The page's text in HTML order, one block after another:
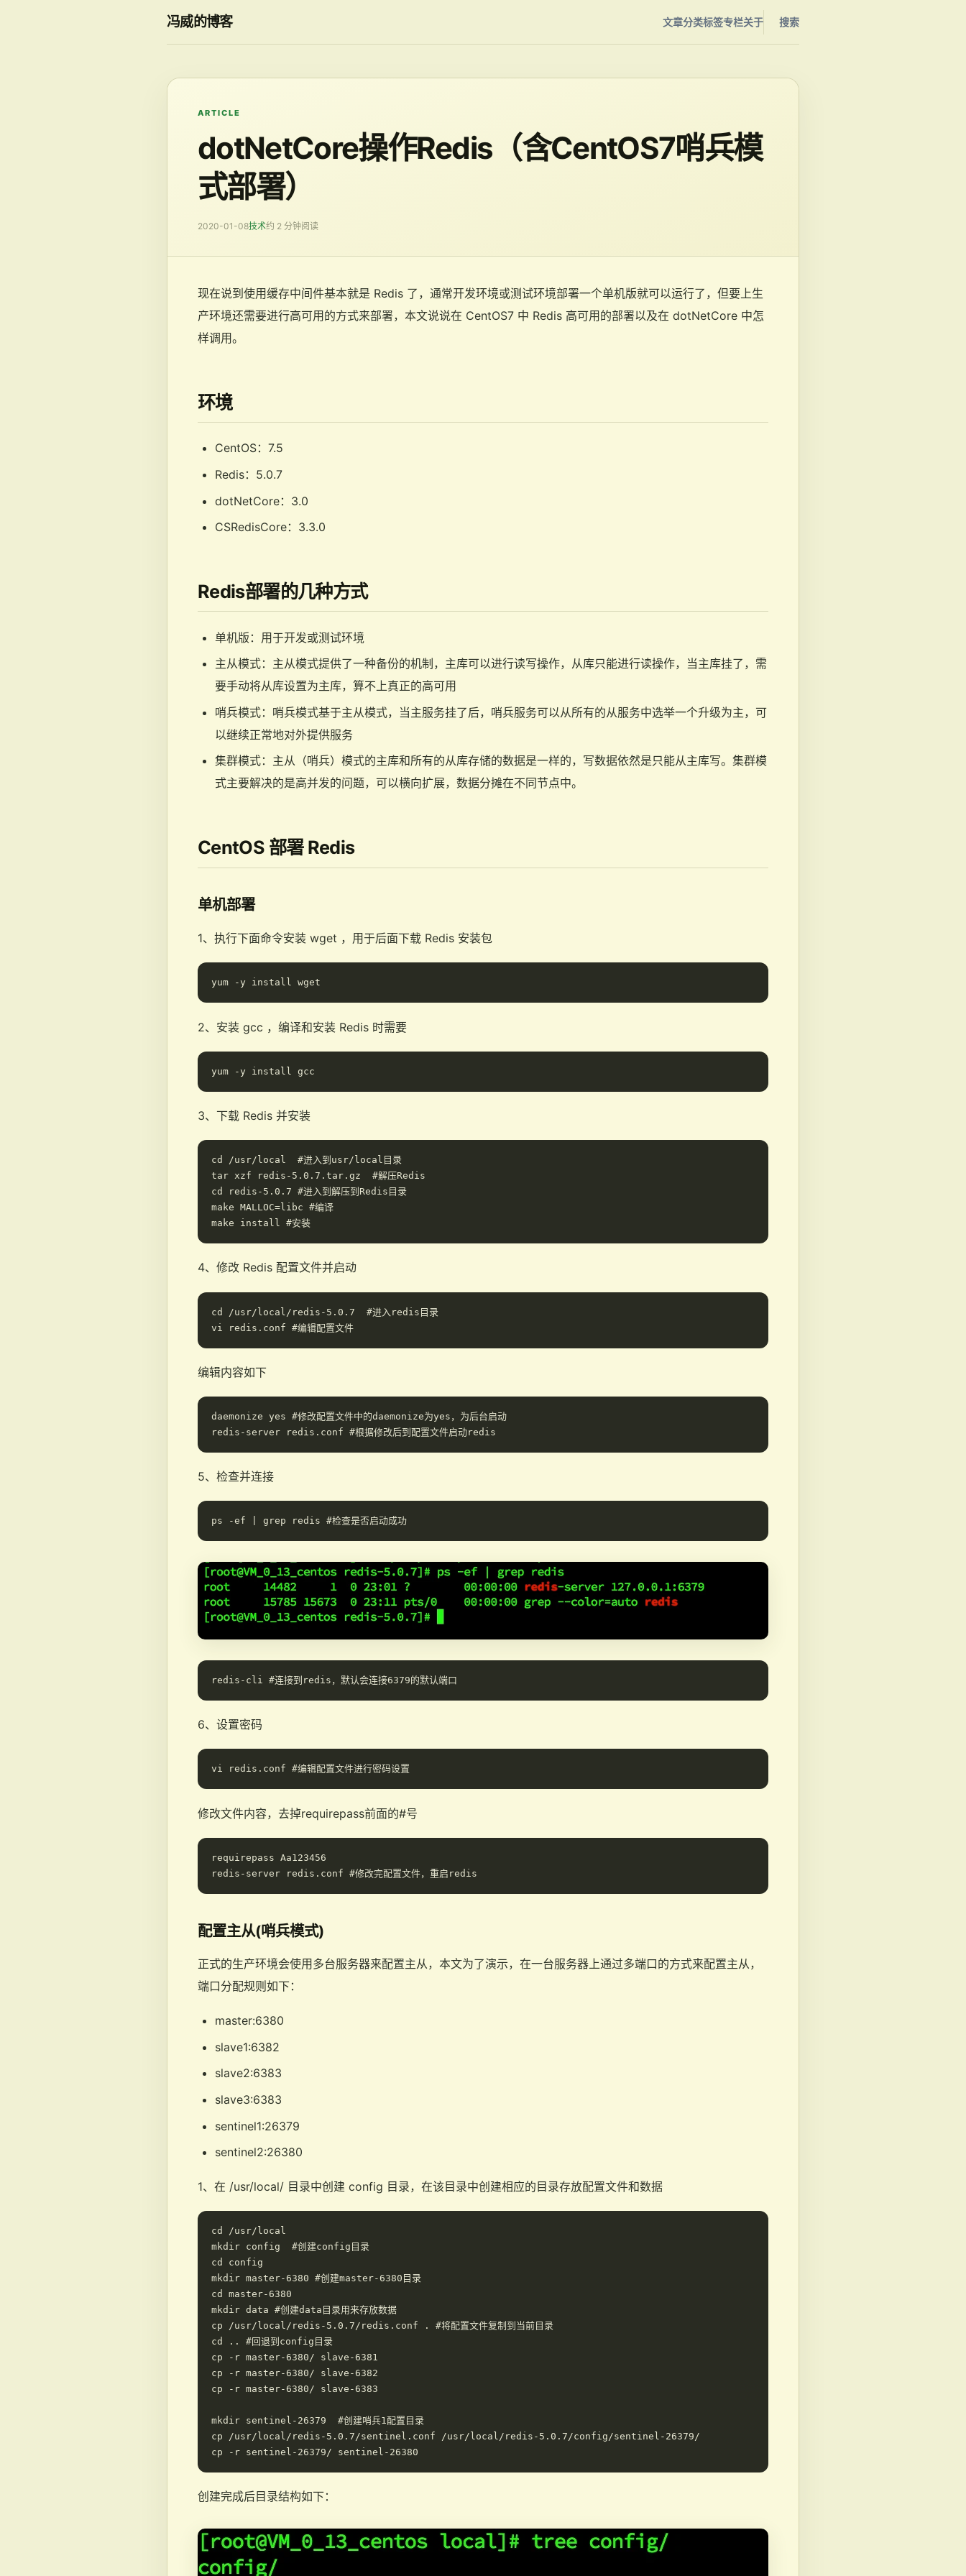
冯威的博客 文章分类标签专栏关于 搜索
ARTICLE
dotNetCore操作Redis（含CentOS7哨兵模
式部署）
2020-01-08技术约 2 分钟阅读
现在说到使用缓存中间件基本就是 Redis 了，通常开发环境或测试环境部署一个单机版就可以运行了，但要上生
产环境还需要进行高可用的方式来部署，本文说说在 CentOS7 中 Redis 高可用的部署以及在 dotNetCore 中怎
样调用。
环境
CentOS：7.5
Redis：5.0.7
dotNetCore：3.0
CSRedisCore：3.3.0
Redis部署的几种方式
单机版：用于开发或测试环境
主从模式：主从模式提供了一种备份的机制，主库可以进行读写操作，从库只能进行读操作，当主库挂了，需
要手动将从库设置为主库，算不上真正的高可用
哨兵模式：哨兵模式基于主从模式，当主服务挂了后，哨兵服务可以从所有的从服务中选举一个升级为主，可
以继续正常地对外提供服务
集群模式：主从（哨兵）模式的主库和所有的从库存储的数据是一样的，写数据依然是只能从主库写。集群模
式主要解决的是高并发的问题，可以横向扩展，数据分摊在不同节点中。
CentOS 部署 Redis
单机部署
1、执行下面命令安装 wget ，用于后面下载 Redis 安装包
2、安装 gcc ，编译和安装 Redis 时需要
3、下载 Redis 并安装
cd /usr/local  #进入到usr/local目录
tar xzf redis-5.0.7.tar.gz  #解压Redis
cd redis-5.0.7 #进入到解压到Redis目录
make MALLOC=libc #编译
4、修改 Redis 配置文件并启动
cd /usr/local/redis-5.0.7  #进入redis目录
编辑内容如下
daemonize yes #修改配置文件中的daemonize为yes，为后台启动
5、检查并连接
6、设置密码
修改文件内容，去掉requirepass前面的#号
requirepass Aa123456
配置主从(哨兵模式)
正式的生产环境会使用多台服务器来配置主从，本文为了演示，在一台服务器上通过多端口的方式来配置主从，
端口分配规则如下：
master:6380
slave1:6382
slave2:6383
slave3:6383
sentinel1:26379
sentinel2:26380
1、在 /usr/local/ 目录中创建 config 目录，在该目录中创建相应的目录存放配置文件和数据
cd /usr/local
mkdir config  #创建config目录
cd config
mkdir master-6380 #创建master-6380目录
cd master-6380
mkdir data #创建data目录用来存放数据
cp /usr/local/redis-5.0.7/redis.conf . #将配置文件复制到当前目录
cd .. #回退到config目录
cp -r master-6380/ slave-6381
cp -r master-6380/ slave-6382
cp -r master-6380/ slave-6383
mkdir sentinel-26379  #创建哨兵1配置目录
cp /usr/local/redis-5.0.7/sentinel.conf /usr/local/redis-5.0.7/config/sentinel-26379/
创建完成后目录结构如下：